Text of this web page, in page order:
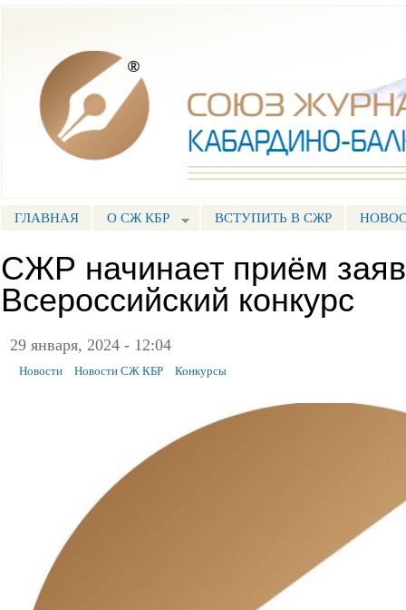
ГЛАВНОЕ МЕНЮ
ГЛАВНАЯ О СЖ КБР ВСТУПИТЬ В СЖР
СЖР начинает приём
Всероссийский конкурс
29 января, 2024 - 12:04
Новости Новости СЖ КБР Конкурсы